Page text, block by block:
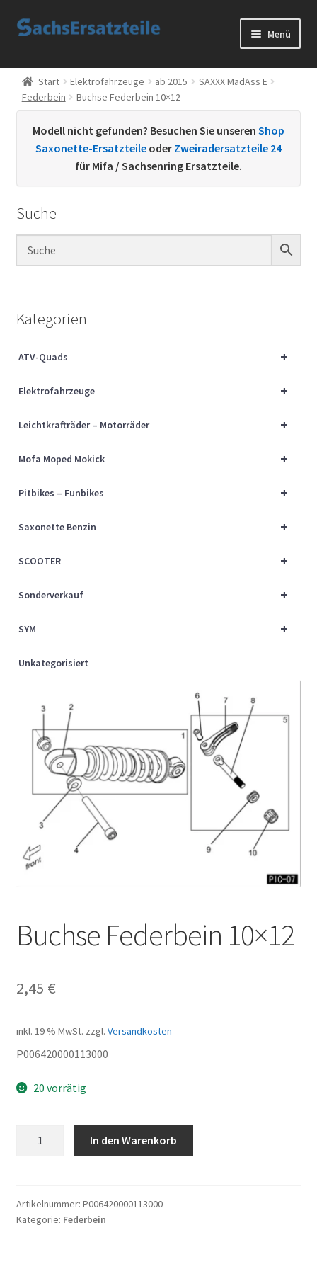
Zur
Zum
Menü
Start
AGB
Datenschutzerklärung
Kontakt
Sachs Ersatzteile
Über uns
Start Elektrofahrzeuge ab 2015
SAXXX MadAss E
Federbein
Buchse Federbein 10×12
Modell nicht gefunden? Besuchen Sie unseren Shop
Saxonette-Ersatzteile oder Zweiradersatzteile 24
für Mifa / Sachsenring Ersatzteile.
Suche
Kategorien
+
ATV-Quads
+
Elektrofahrzeuge
+
Leichtkrafträder – Motorräder
+
Mofa Moped Mokick
+
Pitbikes – Funbikes
+
Saxonette Benzin
+
SCOOTER
+
Sonderverkauf
+
SYM
Unkategorisiert
Buchse Federbein 10×12
2,45 €
inkl. 19 % MwSt. zzgl. Versandkosten
P006420000113000
20 vorrätig
In den Warenkorb
Artikelnummer: P006420000113000
Kategorie: Federbein